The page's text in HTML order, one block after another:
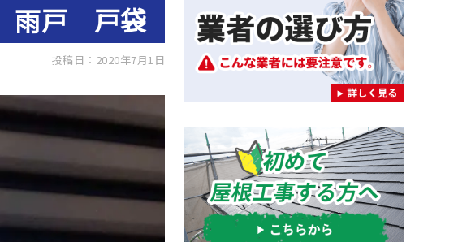
雨戸 戸袋
投稿日：2020年7月1日